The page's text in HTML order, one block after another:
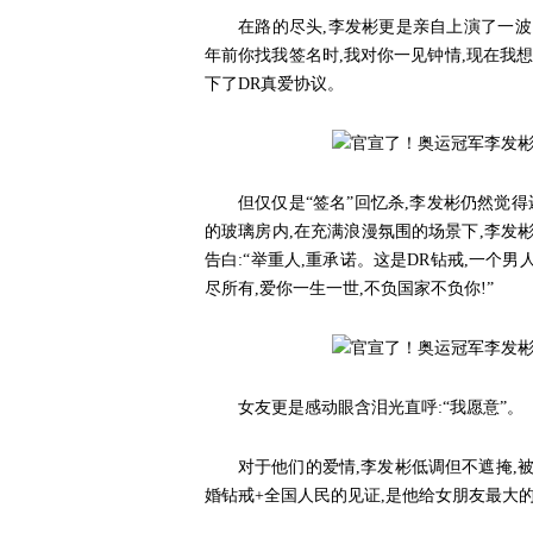
在路的尽头,李发彬更是亲自上演了一
年前你找我签名时,我对你一见钟情,现在我
下了DR真爱协议。
但仅仅是“签名”回忆杀,李发彬仍然觉
的玻璃房内,在充满浪漫氛围的场景下,李发
告白:“举重人,重承诺。这是DR钻戒,一个男
尽所有,爱你一生一世,不负国家不负你!”
女友更是感动眼含泪光直呼:“我愿意”。
对于他们的爱情,李发彬低调但不遮掩,
婚钻戒+全国人民的见证,是他给女朋友最大